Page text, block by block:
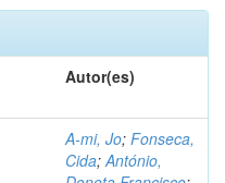
Autor(es)
A-mi, Jo; Fonseca,
Cida;António,